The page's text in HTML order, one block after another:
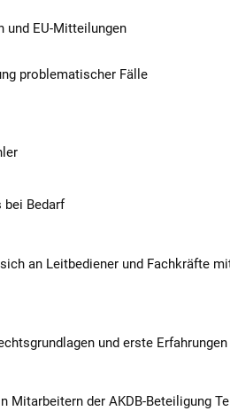
und EU-Mitteilungen
problematischer Fälle
bei Bedarf
an Leitbediener und Fachkräfte
und erste Erfahrungen
Mitarbeitern der AKDB-Beteiligung